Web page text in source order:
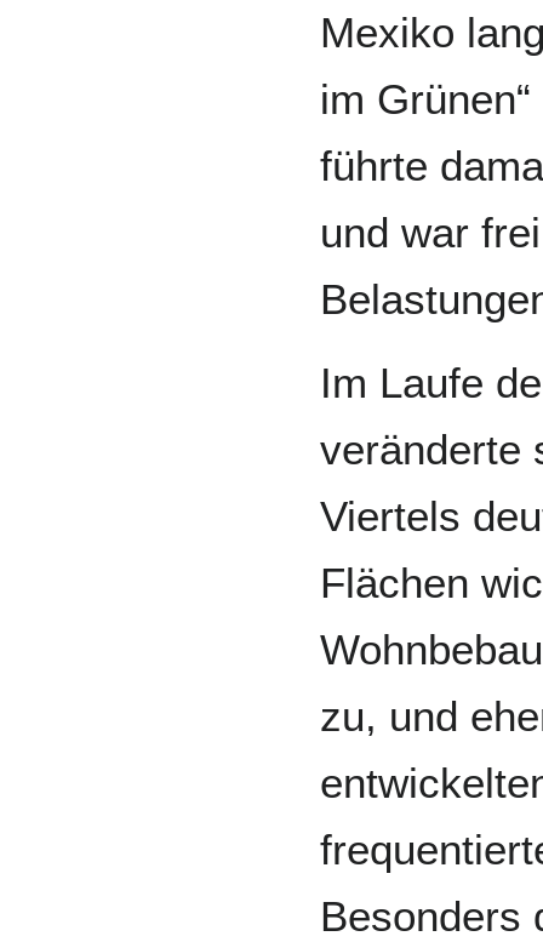
Mexiko
im
führte
und war
Im Laufe
veränderte
Viertels
Flächen
zu, und
Besonders